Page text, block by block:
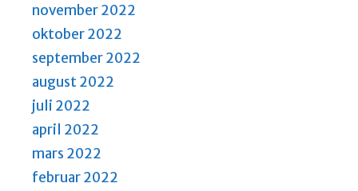
november 2022
oktober 2022
september 2022
august 2022
juli 2022
april 2022
mars 2022
februar 2022